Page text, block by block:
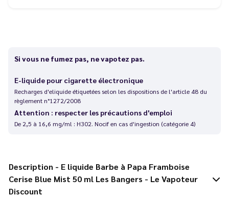
Si vous ne fumez pas, ne vapotez pas.
E-liquide pour cigarette électronique
Recharges d'eliquide étiquetées selon les dispositions de l'article 48 du
règlement n°1272/2008
Attention : respecter les précautions d'emploi
De 2,5 à 16,6 mg/ml : H302. Nocif en cas d'ingestion (catégorie 4)
Description - E liquide Barbe à Papa Framboise
Cerise Blue Mist 50 ml Les Bangers - Le Vapoteur
Discount